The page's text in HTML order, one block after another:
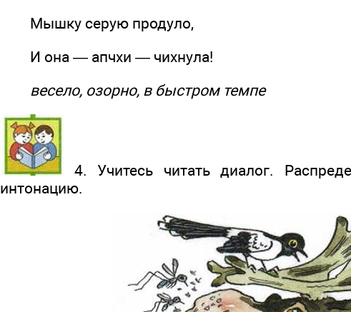
Мышку серую продуло,
И она — апчхи — чихнула!
весело, озорно, в быстром темпе
4. Учитесь читать диалог.
интонацию.